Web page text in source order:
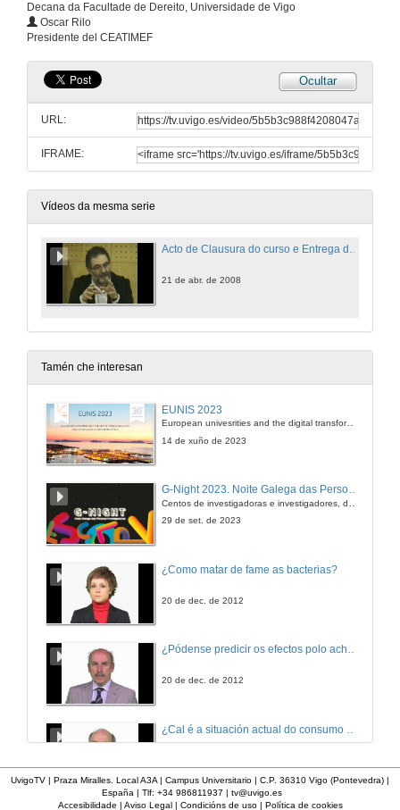
Decana da Facultade de Dereito, Universidade de Vigo
Oscar Rilo
Presidente del CEATIMEF
Ocultar
URL:
IFRAME:
Vídeos da mesma serie
Acto de Clausura do curso e Entrega de Diplomas
21 de abr. de 2008
Tamén che interesan
EUNIS 2023
European univesrities and the digital transformation: challenges and opportunities ahead
14 de xuño de 2023
G-Night 2023. Noite Galega das Persoas Investigadoras. Conciencias creativas
29 de set. de 2023
¿Como matar de fame as bacterias?
20 de dec. de 2012
¿Pódense predicir os efectos polo achegamento á Terra dos asteroides?
20 de dec. de 2012
UvigoTV | Praza Miralles. Local A3A | Campus Universitario | C.P. 36310 Vigo (Pontevedra) |
España | Tlf: +34 986811937 | tv@uvigo.es
Accesibilidade | Aviso Legal| Condicións de uso| Política de cookies